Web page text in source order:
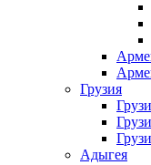
Грузия
Адыгея